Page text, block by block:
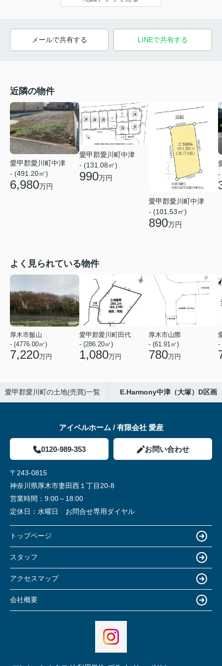
メールで共有する LINEで共有する
近隣の物件
愛甲郡愛川町中津
- (491.20㎡)
6,980万円
愛甲郡愛川町中津
- (131.08㎡)
990万円
愛甲郡愛川町中津
- (101.53㎡)
890万円
-
よく見られている物件
厚木市飯山
- (4776.00㎡)
7,220万円
愛甲郡愛川町田代
- (286.20㎡)
1,080万円
厚木市山際
- (61.91㎡)
780万円
-
愛甲郡愛川町の土地(売買)一覧 E.Harmony中津（大塚）D区画
アイベルホーム / 有限会社 愛産
0120-989-353 お問い合わせ
〒243-0815
神奈川県厚木市妻田西１丁目20-8
営業時間： 9:00～18:00
定休日： 水曜日 お問合せ専用ダイヤル
トップページ
スタッフ
アクセスマップ
会社概要